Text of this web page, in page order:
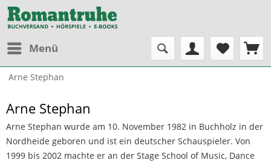
Menü
Arne Stephan
Arne Stephan
Arne Stephan wurde am 10. November 1982 in Buchholz in der
Nordheide geboren und ist ein deutscher Schauspieler. Von
1999 bis 2002 machte er an der Stage School of Music, Dance